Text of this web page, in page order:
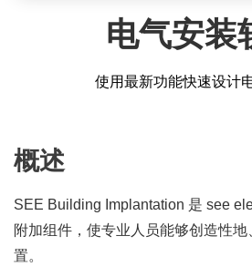
电气安装
使用最新功能快速设计
概述
SEE Building Implantation 是 see
附加组件，使专业人员能够创造性
置。